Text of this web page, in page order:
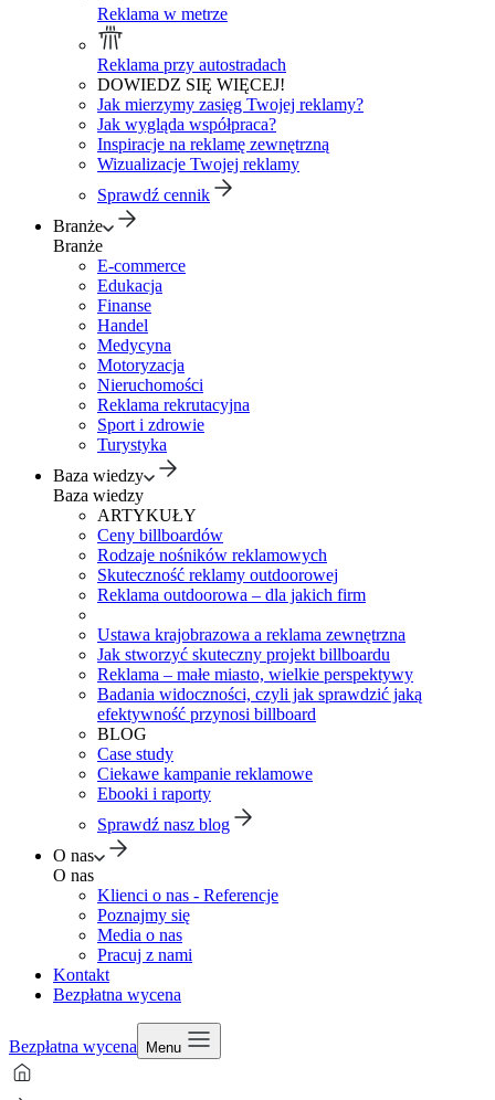
Reklama w metrze
Reklama przy autostradach
DOWIEDZ SIĘ WIĘCEJ!
Jak mierzymy zasięg Twojej reklamy?
Jak wygląda współpraca?
Inspiracje na reklamę zewnętrzną
Wizualizacje Twojej reklamy
Sprawdź cennik
Branże
Branże
E-commerce
Edukacja
Finanse
Handel
Medycyna
Motoryzacja
Nieruchomości
Reklama rekrutacyjna
Sport i zdrowie
Turystyka
Baza wiedzy
Baza wiedzy
ARTYKUŁY
Ceny billboardów
Rodzaje nośników reklamowych
Skuteczność reklamy outdoorowej
Reklama outdoorowa – dla jakich firm
Ustawa krajobrazowa a reklama zewnętrzna
Jak stworzyć skuteczny projekt billboardu
Reklama – małe miasto, wielkie perspektywy
Badania widoczności, czyli jak sprawdzić jaką
efektywność przynosi billboard
BLOG
Case study
Ciekawe kampanie reklamowe
Ebooki i raporty
Sprawdź nasz blog
O nas
O nas
Klienci o nas - Referencje
Poznajmy się
Media o nas
Pracuj z nami
Kontakt
Bezpłatna wycena
Bezpłatna wycena Menu